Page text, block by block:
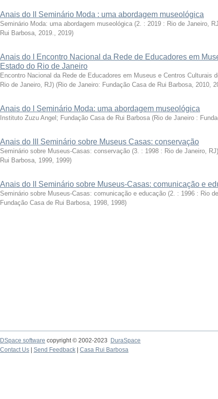
Anais do II Seminário Moda : uma abordagem museológica
Seminário Moda: uma abordagem museológica (2. : 2019 : Rio de Janeiro,
Rui Barbosa, 2019., 2019)
Anais do I Encontro Nacional da Rede de Educadores em
Estado do Rio de Janeiro
Encontro Nacional da Rede de Educadores em Museus e Centros Culturais
Rio de Janeiro, RJ) (Rio de Janeiro: Fundação Casa de Rui Barbosa, 2010,
Anais do I Seminário Moda: uma abordagem museológica
Instituto Zuzu Angel; Fundação Casa de Rui Barbosa (Rio de Janeiro :
Anais do III Seminário sobre Museus Casas: conservação
Seminário sobre Museus-Casas: conservação (3. : 1998 : Rio de Janeiro, RJ)
Rui Barbosa, 1999, 1999)
Anais do II Seminário sobre Museus-Casas: comunicação e
Seminário sobre Museus-Casas: comunicação e educação (2. : 1996 : Rio
Fundação Casa de Rui Barbosa, 1998, 1998)
DSpace software copyright © 2002-2023
DuraSpace
Contact Us
Send Feedback Casa Rui Barbosa